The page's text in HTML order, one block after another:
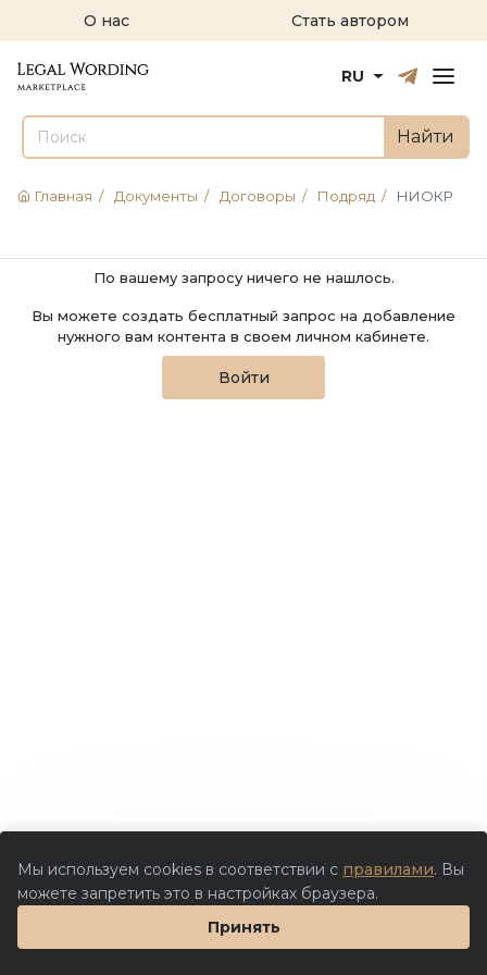
О нас Стать автором
РусскийEnglish
RU
Найти
Главная / Документы / Договоры / Подряд / НИОКР
По вашему запросу ничего не нашлось.
Вы можете создать бесплатный запрос на добавление
нужного вам контента в своем личном кабинете.
Войти
Мы используем cookies в соответствии с правилами. Вы
можете запретить это в настройках браузера.
Принять